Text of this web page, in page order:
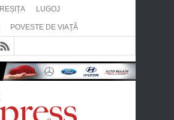
REȘIȚA LUGOJ
POVESTE DE VIAȚĂ